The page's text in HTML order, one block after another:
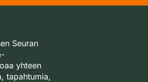
Seuran
yhteen
tapahtumia,